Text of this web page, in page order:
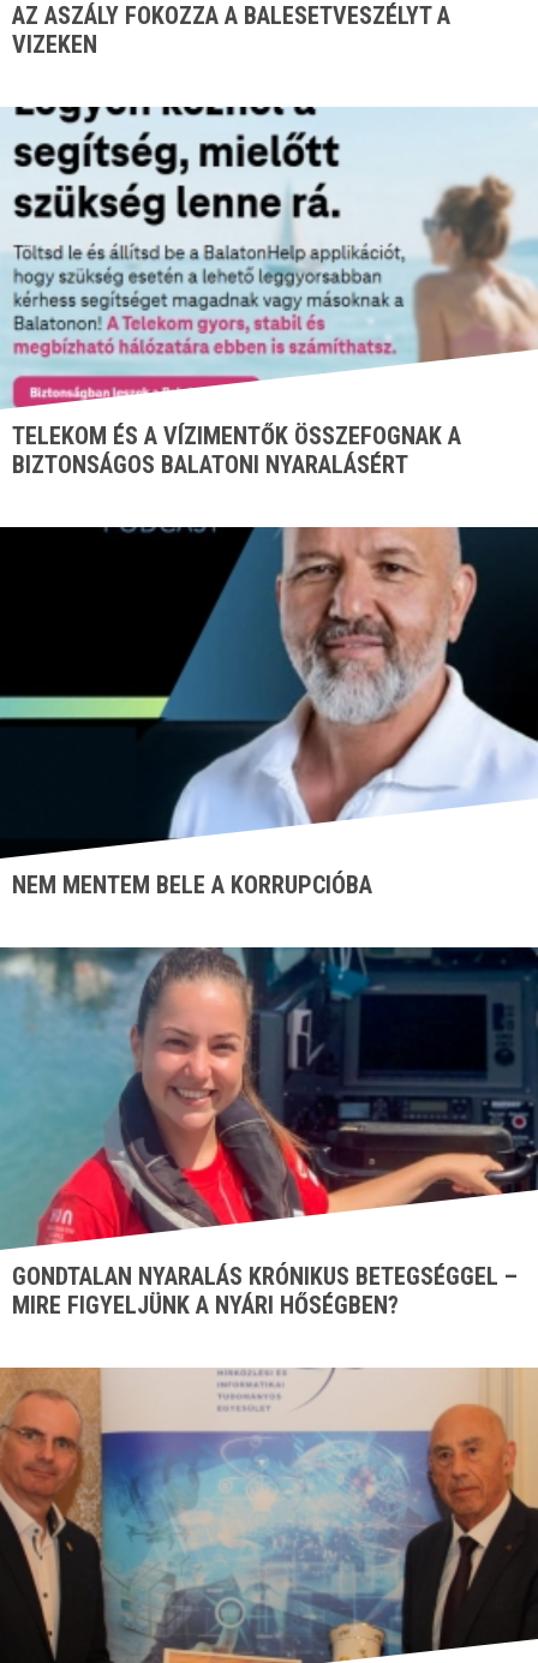
AZ ASZÁLY FOKOZZA A BALESETVESZÉLYT A
VIZEKEN
TELEKOM ÉS A VÍZIMENTŐK ÖSSZEFOGNAK A
BIZTONSÁGOS BALATONI NYARALÁSÉRT
NEM MENTEM BELE A KORRUPCIÓBA
GONDTALAN NYARALÁS KRÓNIKUS BETEGSÉGGEL –
MIRE FIGYELJÜNK A NYÁRI HŐSÉGBEN?